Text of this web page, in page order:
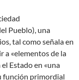
Pueblo), una
tal como señala en
a «elementos de la
Estado en «una
función primordial